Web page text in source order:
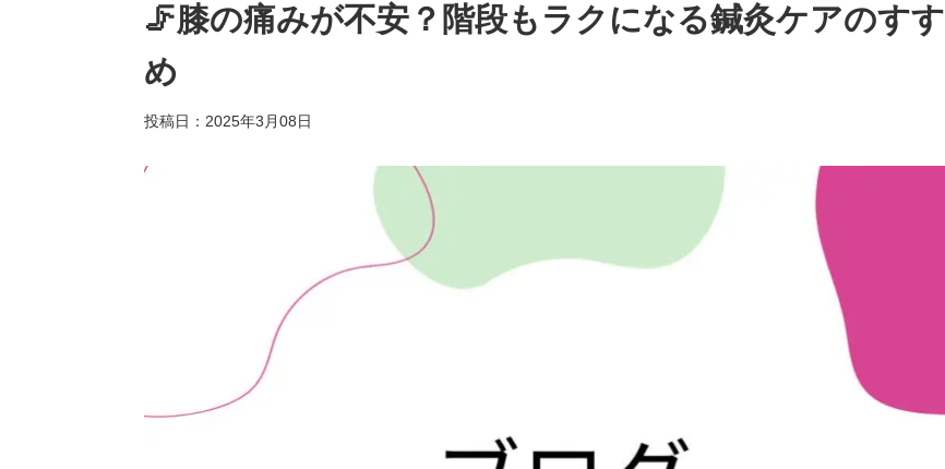
🦵膝の痛みが不安？階段もラクになる鍼灸ケアのすす
め
投稿日：2025年3月08日